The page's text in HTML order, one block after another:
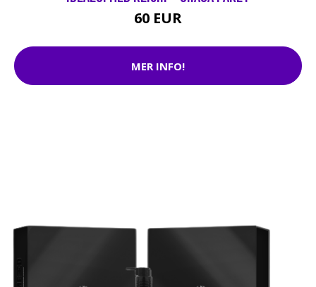
60 EUR
MER INFO!